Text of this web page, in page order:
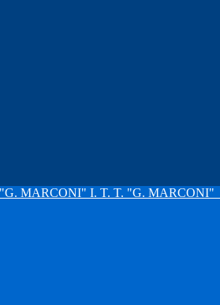
I. T. T. "G. MARCONI"